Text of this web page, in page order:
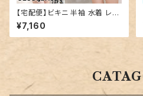
【宅配便】ビキニ 半袖 水着 レデ
ィース パフスリーブ／hys320
9
¥7,160